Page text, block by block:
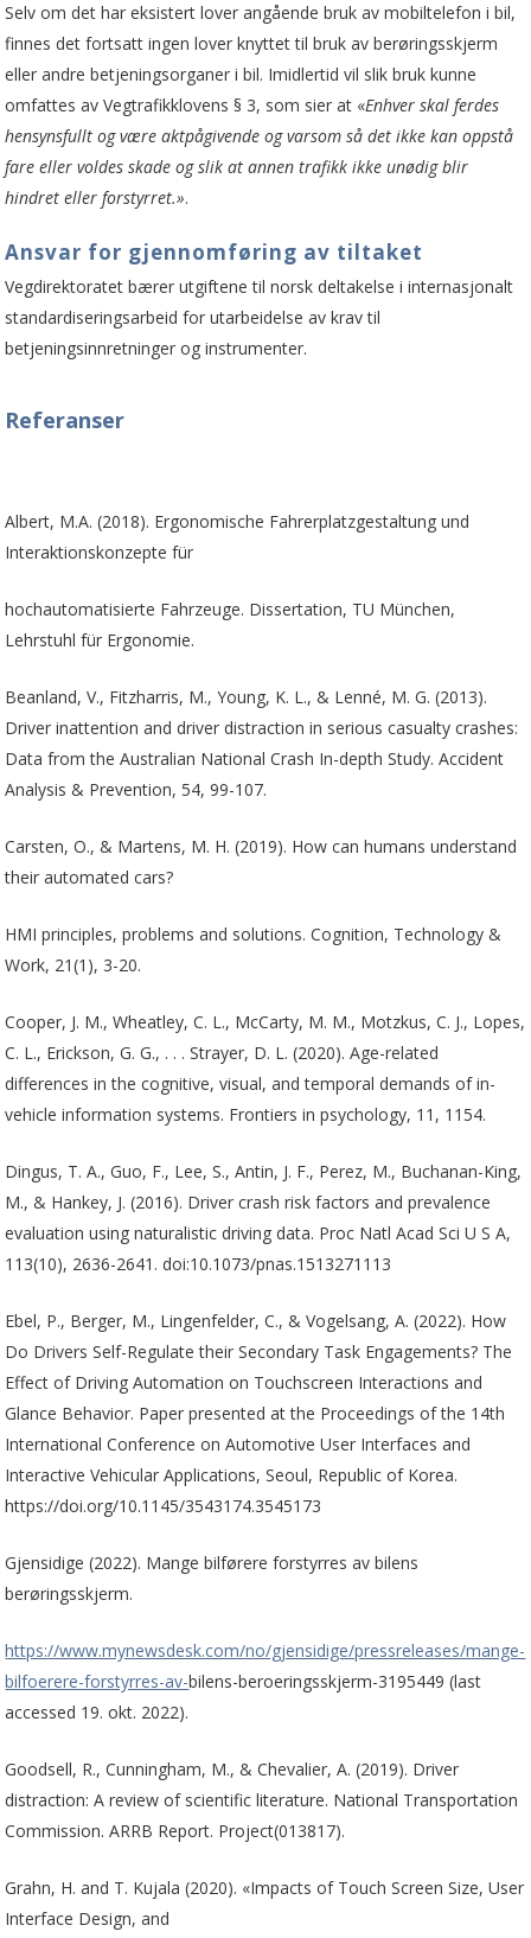
Selv om det har eksistert lover angående bruk av mobiltelefon i bil,
finnes det fortsatt ingen lover knyttet til bruk av berøringsskjerm
eller andre betjeningsorganer i bil. Imidlertid vil slik bruk kunne
omfattes av Vegtrafikklovens § 3, som sier at «Enhver skal ferdes
hensynsfullt og være aktpågivende og varsom så det ikke kan oppstå
fare eller voldes skade og slik at annen trafikk ikke unødig blir
hindret eller forstyrret.».
Ansvar for gjennomføring av tiltaket
Vegdirektoratet bærer utgiftene til norsk deltakelse i internasjonalt
standardiserings­arbeid for utarbeidelse av krav til
betjeningsinnretninger og instrumenter.
Referanser
Albert, M.A. (2018). Ergonomische Fahrerplatzgestaltung und
Interaktionskonzepte für
hochautomatisierte Fahrzeuge. Dissertation, TU München,
Lehrstuhl für Ergonomie.
Beanland, V., Fitzharris, M., Young, K. L., & Lenné, M. G. (2013).
Driver inattention and driver distraction in serious casualty crashes:
Data from the Australian National Crash In-depth Study. Accident
Analysis & Prevention, 54, 99-107.
Carsten, O., & Martens, M. H. (2019). How can humans understand
their automated cars?
HMI principles, problems and solutions. Cognition, Technology &
Work, 21(1), 3-20.
Cooper, J. M., Wheatley, C. L., McCarty, M. M., Motzkus, C. J., Lopes,
C. L., Erickson, G. G., . . . Strayer, D. L. (2020). Age-related
differences in the cognitive, visual, and temporal demands of in-
vehicle information systems. Frontiers in psychology, 11, 1154.
Dingus, T. A., Guo, F., Lee, S., Antin, J. F., Perez, M., Buchanan-King,
M., & Hankey, J. (2016). Driver crash risk factors and prevalence
evaluation using naturalistic driving data. Proc Natl Acad Sci U S A,
113(10), 2636-2641. doi:10.1073/pnas.1513271113
Ebel, P., Berger, M., Lingenfelder, C., & Vogelsang, A. (2022). How
Do Drivers Self-Regulate their Secondary Task Engagements? The
Effect of Driving Automation on Touchscreen Interactions and
Glance Behavior. Paper presented at the Proceedings of the 14th
International Conference on Automotive User Interfaces and
Interactive Vehicular Applications, Seoul, Republic of Korea.
https://doi.org/10.1145/3543174.3545173
Gjensidige (2022). Mange bilførere forstyrres av bilens
berøringsskjerm.
https://www.mynewsdesk.com/no/gjensidige/pressreleases/mange-
bilfoerere-forstyrres-av-bilens-beroeringsskjerm-3195449 (last
accessed 19. okt. 2022).
Goodsell, R., Cunningham, M., & Chevalier, A. (2019). Driver
distraction: A review of scientific literature. National Transportation
Commission. ARRB Report. Project(013817).
Grahn, H. and T. Kujala (2020). «Impacts of Touch Screen Size, User
Interface Design, and